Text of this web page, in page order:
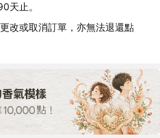
天止。
改或取消訂單，亦無法退還點